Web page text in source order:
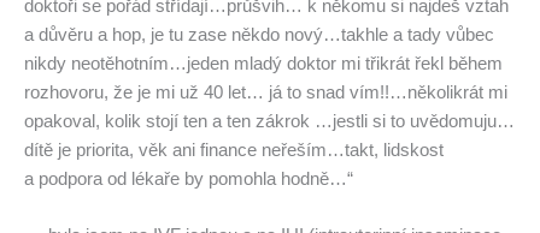
doktoři se pořád střídají…průšvih… k někomu si najdeš vztah
a důvěru a hop, je tu zase někdo nový…takhle a tady vůbec
nikdy neotěhotním…jeden mladý doktor mi třikrát řekl během
rozhovoru, že je mi už 40 let… já to snad vím!!…několikrát mi
opakoval, kolik stojí ten a ten zákrok …jestli si to uvědomuju…
dítě je priorita, věk ani finance neřeším…takt, lidskost
a podpora od lékaře by pomohla hodně…“